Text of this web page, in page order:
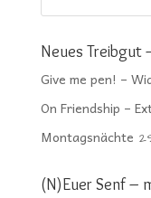
Neues Treibgut
Give me pen! –
On Friendship –
Montagsnächte
(N)Euer Senf –